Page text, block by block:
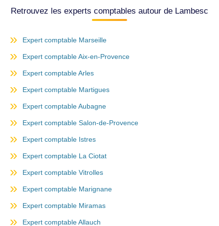
Retrouvez les experts comptables autour de Lambesc
Expert comptable Marseille
Expert comptable Aix-en-Provence
Expert comptable Arles
Expert comptable Martigues
Expert comptable Aubagne
Expert comptable Salon-de-Provence
Expert comptable Istres
Expert comptable La Ciotat
Expert comptable Vitrolles
Expert comptable Marignane
Expert comptable Miramas
Expert comptable Allauch